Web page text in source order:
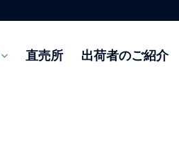
直売所 出荷者のご紹介